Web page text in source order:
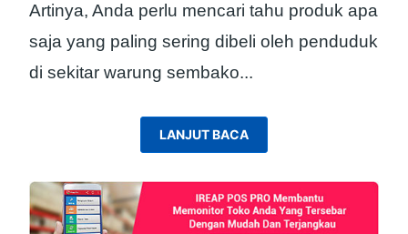
Artinya, Anda perlu mencari tahu produk apa
saja yang paling sering dibeli oleh penduduk
di sekitar warung sembako...
LANJUT BACA